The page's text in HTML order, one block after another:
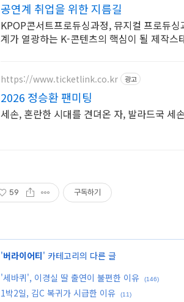
공연계 취업을 위한 지름길
KPOP콘서트프로듀싱과정, 뮤지컬 프로듀
계가 열광하는 K-콘텐츠의 핵심이 될 제작스
https://www.ticketlink.co.kr 광고
2026 정승환 팬미팅
세손, 혼란한 시대를 견뎌온 자, 발라드국 세
59 구독하기
'버라이어티' 카테고리의 다른 글
'세바퀴', 이경실 딸 출연이 불편한 이유
(146)
1박2일, 김C 복귀가 시급한 이유 (11)